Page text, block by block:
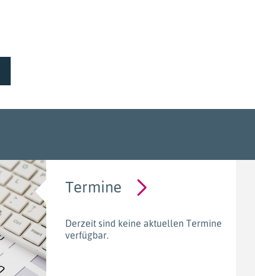
Termine
Derzeit sind keine aktuellen Termine
verfügbar.